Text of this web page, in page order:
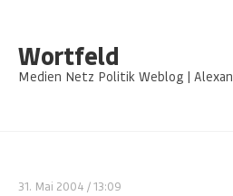
Wortfeld
Medien Netz Politik Weblog |
31. Mai 2004 / 13:09